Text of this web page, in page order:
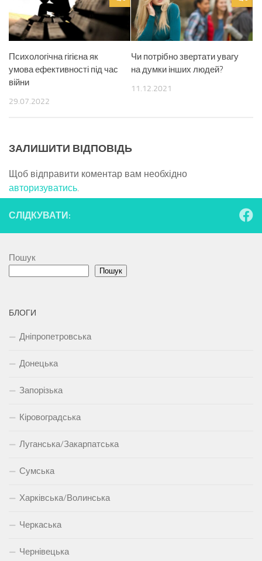
Психологічна гігієна як
умова ефективності під час
війни
29.07.2022
Чи потрібно звертати увагу
на думки інших людей?
11.12.2021
ЗАЛИШИТИ ВІДПОВІДЬ
Щоб відправити коментар вам необхідно
авторизуватись.
СЛІДКУВАТИ:
Пошук
Пошук
БЛОГИ
Дніпропетровська
Донецька
Запорізька
Кіровоградська
Луганська/Закарпатська
Сумська
Харківська/Волинська
Черкаська
Чернівецька